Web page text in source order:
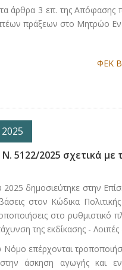
άρθρα 3 επ. της Απόφασης
πράξεων στο Μητρώο
ΦΕΚ
5122/2025 σχετικά με
2025 δημοσιεύτηκε στην
στον Κώδικα
στο ρυθμιστικό
της εκδίκασης -
επέρχονται
άσκηση αγωγής και